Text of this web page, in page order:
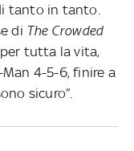
tanto in tanto.
di The Crowded
tutta la vita,
4-5-6, finire a
sicuro”.